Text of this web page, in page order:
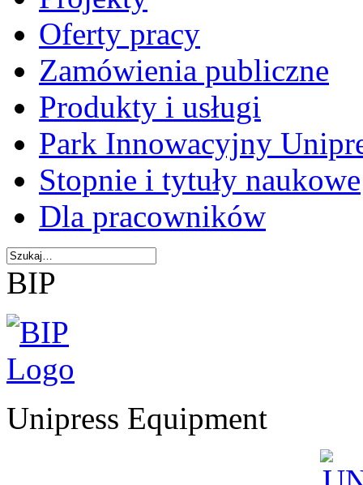
Oferty pracy
Zamówienia publiczne
Produkty i usługi
Park Innowacyjny
Stopnie i tytuły naukowe
Dla pracowników
BIP
Unipress Equipment